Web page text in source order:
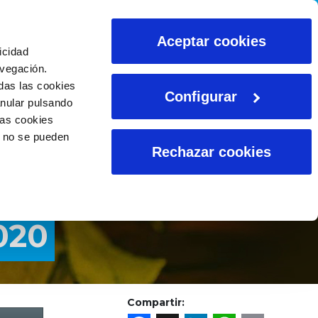
las cookies
pulsando
cookies
se pueden
Aceptar cookies
Configurar
Rechazar cookies
Compartir: